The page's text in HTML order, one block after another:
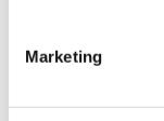
Marketing
Flonheim